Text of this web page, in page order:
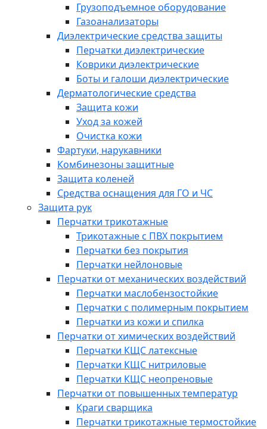
Грузоподъемное оборудование
Газоанализаторы
Диэлектрические средства защиты
Перчатки диэлектрические
Коврики диэлектрические
Боты и галоши диэлектрические
Дерматологические средства
Защита кожи
Уход за кожей
Очистка кожи
Фартуки, нарукавники
Комбинезоны защитные
Защита коленей
Средства оснащения для ГО и ЧС
Защита рук
Перчатки трикотажные
Трикотажные с ПВХ покрытием
Перчатки без покрытия
Перчатки нейлоновые
Перчатки от механических воздействий
Перчатки маслобензостойкие
Перчатки с полимерным покрытием
Перчатки из кожи и спилка
Перчатки от химических воздействий
Перчатки КЩС латексные
Перчатки КЩС нитриловые
Перчатки КЩС неопреновые
Перчатки от повышенных температур
Краги сварщика
Перчатки трикотажные термостойкие